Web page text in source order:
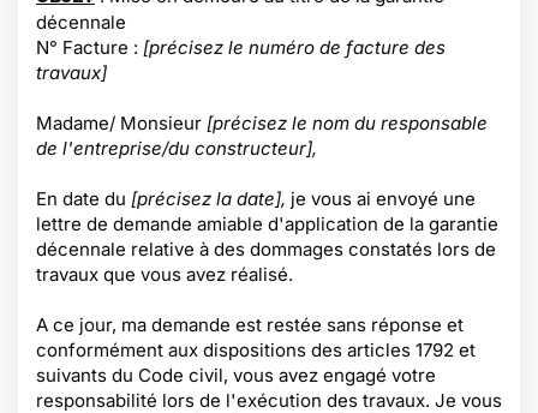
décennale
N° Facture : [précisez le numéro de facture des
travaux]
Madame/ Monsieur [précisez le nom du responsable
de l'entreprise/du constructeur],
En date du [précisez la date], je vous ai envoyé une
lettre de demande amiable d'application de la garantie
décennale relative à des dommages constatés lors de
travaux que vous avez réalisé.
A ce jour, ma demande est restée sans réponse et
conformément aux dispositions des articles 1792 et
suivants du Code civil, vous avez engagé votre
responsabilité lors de l'exécution des travaux. Je vous